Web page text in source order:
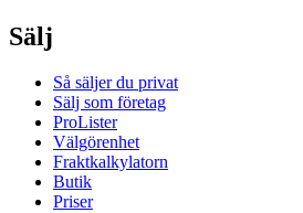
Sälj
Så säljer du privat
Sälj som företag
ProLister
Välgörenhet
Fraktkalkylatorn
Butik
Priser